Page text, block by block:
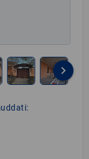
keyboard_arrow_right